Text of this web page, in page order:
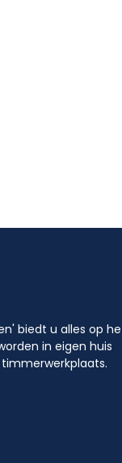
biedt u alles op
in eigen huis